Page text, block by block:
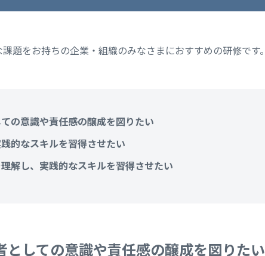
題をお持ちの企業・組織のみなさまにおすすめの研修です。
の意識や責任感の醸成を図りたい
的なスキルを習得させたい
解し、実践的なスキルを習得させたい
としての意識や責任感の醸成を図りたい